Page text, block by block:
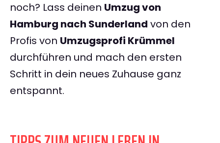
noch? Lass deinen Umzug von
Hamburg nach Sunderland von den
Profis von Umzugsprofi Krümmel
durchführen und mach den ersten
Schritt in dein neues Zuhause ganz
entspannt.